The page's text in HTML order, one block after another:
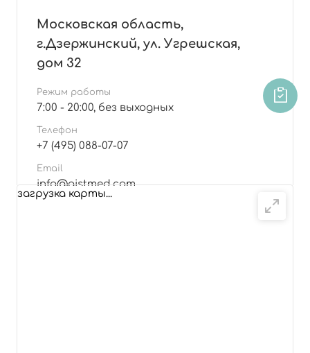
Московская область,
г.Дзержинский, ул. Угрешская,
дом 32
Режим работы
7:00 - 20:00, без выходных
Телефон
+7 (495) 088-07-07
Email
info@aistmed.com
загрузка карты...